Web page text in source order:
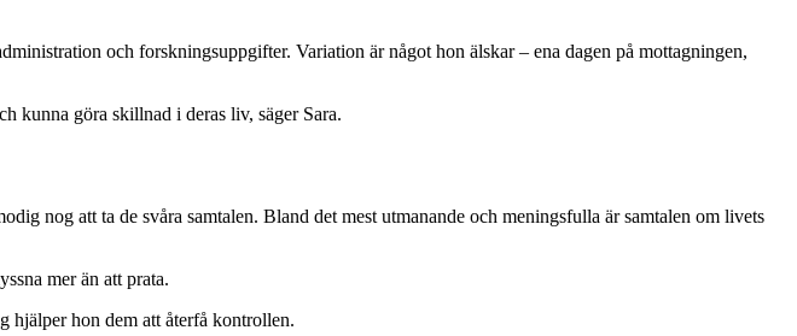
och forskningsuppgifter. Variation är något hon älskar – ena dagen på mottagningen,
kunna göra skillnad i deras liv, säger Sara.
nog att ta de svåra samtalen. Bland det mest utmanande och meningsfulla är samtalen om livets
mer än att prata.
hjälper hon dem att återfå kontrollen.